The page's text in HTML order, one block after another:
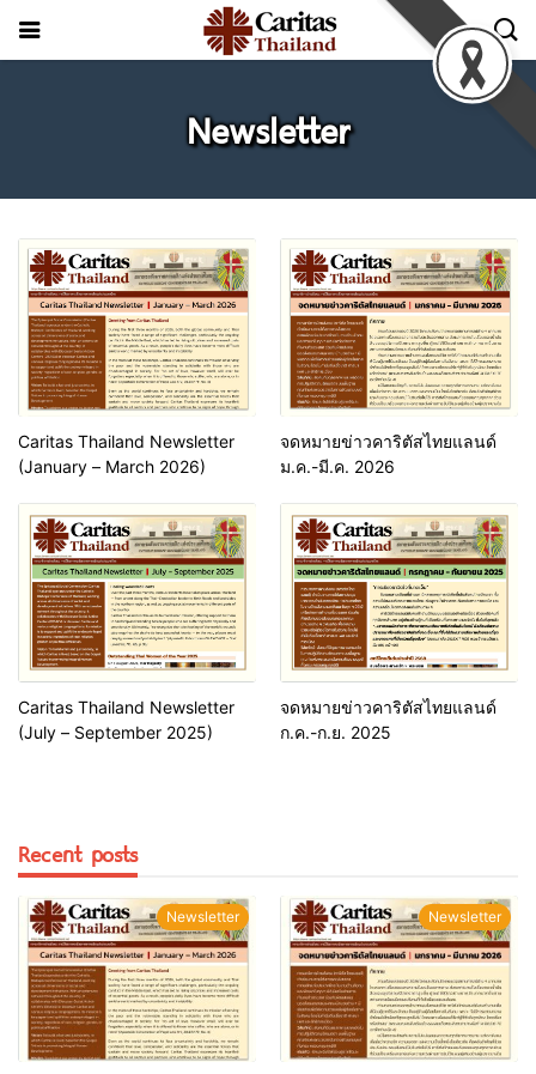
Newsletter
Caritas Thailand Newsletter
(January – March 2026)
จดหมายข่าวคาริตัสไทยแลนด์
ม.ค.-มี.ค. 2026
Caritas Thailand Newsletter
(July – September 2025)
จดหมายข่าวคาริตัสไทยแลนด์
ก.ค.-ก.ย. 2025
Recent posts
Newsletter Newsletter